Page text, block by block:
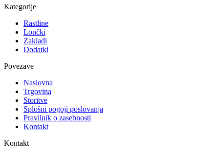
Kategorije
Rastline
Lončki
Zakladi
Dodatki
Povezave
Naslovna
Trgovina
Storitve
Splošni pogoji poslovanja
Pravilnik o zasebnosti
Kontakt
Kontakt